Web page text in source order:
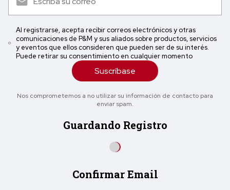
Al registrarse, acepta recibir correos electrónicos y otras
comunicaciones de P&M y sus aliados sobre productos, servicios
y eventos que ellos consideren que pueden ser de su interés.
Puede retirar su consentimiento en cualquier momento
Suscríbase
Nos comprometemos a no utilizar su información de contacto para
enviar spam.
Guardando Registro
Confirmar Email